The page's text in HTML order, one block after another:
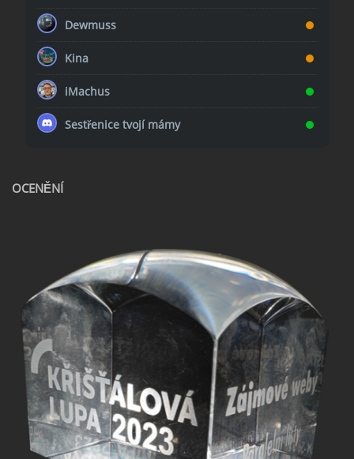
Dewmuss
Kina
iMachus
Sestřenice tvojí mámy
OCENĚNÍ